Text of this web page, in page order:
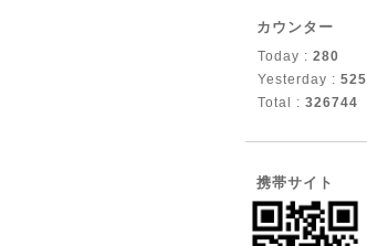
カウンター
Today : 280
Yesterday : 525
Total : 326744
携帯サイト